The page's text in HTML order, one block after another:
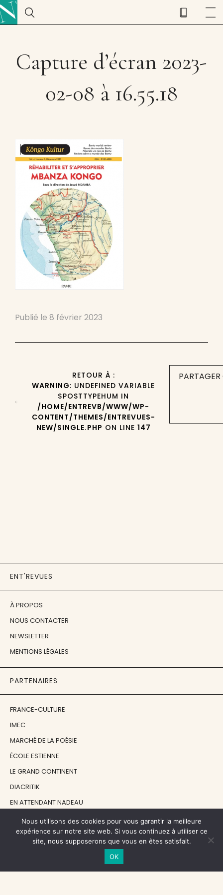
Capture d’écran 2023-
02-08 à 16.55.18
Publié le 8 février 2023
RETOUR À :
WARNING: UNDEFINED VARIABLE
$POSTTYPEHUM IN
/HOME/ENTREVB/WWW/WP-
CONTENT/THEMES/ENTREVUES-
NEW/SINGLE.PHP ON LINE 147
ENT'REVUES
À PROPOS
NOUS CONTACTER
NEWSLETTER
MENTIONS LÉGALES
PARTENAIRES
FRANCE-CULTURE
IMEC
MARCHÉ DE LA POÉSIE
ÉCOLE ESTIENNE
LE GRAND CONTINENT
DIACRITIK
EN ATTENDANT NADEAU
NOS SOUTIENS
Nous utilisons des cookies pour vous garantir la meilleure
expérience sur notre site web. Si vous continuez à utiliser ce
site, nous supposerons que vous en êtes satisfait.
OK